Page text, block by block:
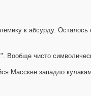
к абсурду.
Вообще чисто
Масскве западло